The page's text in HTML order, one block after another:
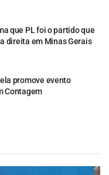
que PL foi o partido que
direita em Minas Gerais
promove evento
Contagem